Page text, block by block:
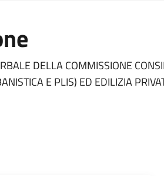
DELLA COMMISSIONE
E PLIS) ED EDILIZIA